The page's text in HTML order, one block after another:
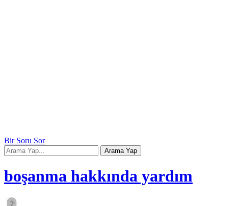
Bir Soru Sor
boşanma hakkında yardım